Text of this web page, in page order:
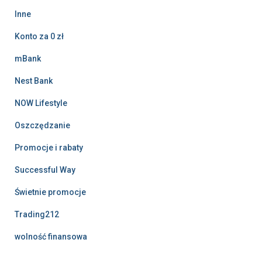
Inne
Konto za 0 zł
mBank
Nest Bank
NOW Lifestyle
Oszczędzanie
Promocje i rabaty
Successful Way
Świetnie promocje
Trading212
wolność finansowa